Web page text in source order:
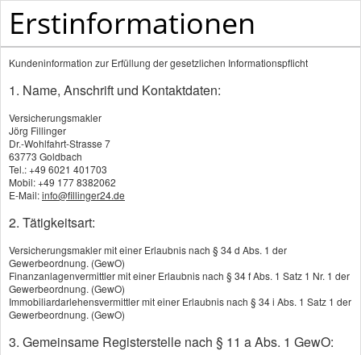
Versicherungsmakler - Ihr Versicherungsmakler
Produkte
Riester-Rente
Rürup-Rente
Private Rentenversicherung
Fondsgeb. Rentenversicherung
Betriebliche Altersversorgung
Erstinformationen
Kundeninformation zur Erfüllung der gesetzlichen Informationspflicht
1. Name, Anschrift und Kontaktdaten:
Versicherungsmakler
Jörg Fillinger
Dr.-Wohlfahrt-Strasse 7
63773 Goldbach
Tel.: +49 6021 401703
Mobil: +49 177 8382062
E-Mail:info@fillinger24.de
2. Tätigkeitsart:
Versicherungsmakler mit einer Erlaubnis nach § 34 d Abs. 1 der
Gewerbeordnung. (GewO)
Finanzanlagenvermittler mit einer Erlaubnis nach § 34 f Abs. 1 Satz 1 Nr. 1 der
Gewerbeordnung. (GewO)
Immobiliardarlehensvermittler mit einer Erlaubnis nach § 34 i Abs. 1 Satz 1 der
Gewerbeordnung. (GewO)
3. Gemeinsame Registerstelle nach § 11 a Abs. 1 GewO: